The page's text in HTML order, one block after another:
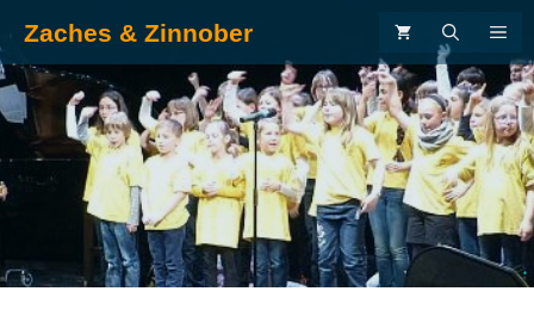
Inhalt
springen
Zaches & Zinnober
.